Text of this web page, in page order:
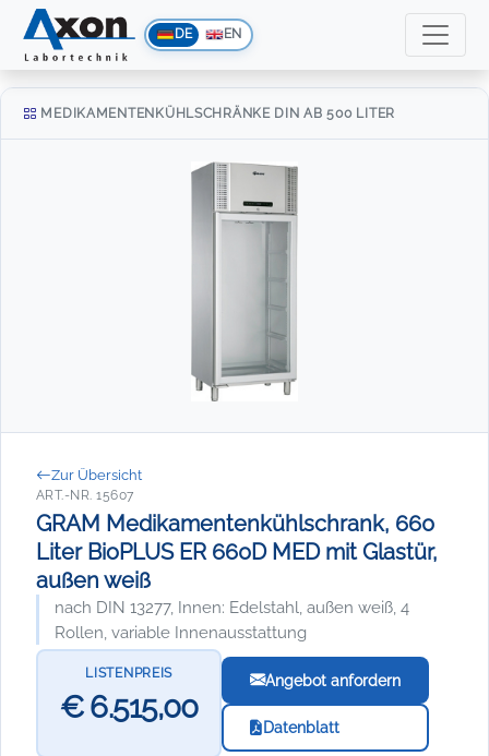
DE EN
MEDIKAMENTENKÜHLSCHRÄNKE DIN AB 500 LITER
Zur Übersicht
ART.-NR. 15607
GRAM Medikamentenkühlschrank, 660
Liter BioPLUS ER 660D MED mit Glastür,
außen weiß
nach DIN 13277, Innen: Edelstahl, außen weiß, 4
Rollen, variable Innenausstattung
LISTENPREIS
€ 6.515,00
Angebot anfordern
Datenblatt